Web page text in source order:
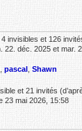
invisibles et 126
22. déc. 2025 et mar.
pascal Shawn
et 21 invités
le 23 mai 2026, 15:58